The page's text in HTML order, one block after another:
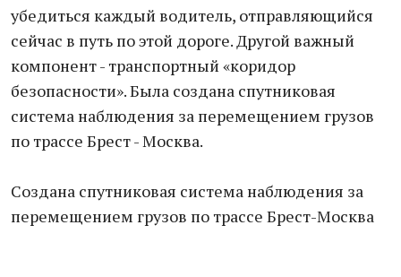
убедиться каждый водитель, отправляющийся
сейчас в путь по этой дороге. Другой важный
компонент - транспортный «коридор
безопасности». Была создана спутниковая
система наблюдения за перемещением грузов
по трассе Брест - Москва.
Создана спутниковая система наблюдения за
перемещением грузов по трассе Брест-Москва